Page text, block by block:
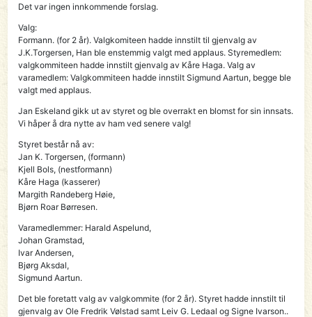
Det var ingen innkommende forslag.
Valg:
Formann. (for 2 år). Valgkomiteen hadde innstilt til gjenvalg av
J.K.Torgersen, Han ble enstemmig valgt med applaus. Styremedlem:
valgkommiteen hadde innstilt gjenvalg av Kåre Haga. Valg av
varamedlem: Valgkommiteen hadde innstilt Sigmund Aartun, begge ble
valgt med applaus.
Jan Eskeland gikk ut av styret og ble overrakt en blomst for sin innsats.
Vi håper å dra nytte av ham ved senere valg!
Styret består nå av:
Jan K. Torgersen, (formann)
Kjell Bols, (nestformann)
Kåre Haga (kasserer)
Margith Randeberg Høie,
Bjørn Roar Børresen.
Varamedlemmer: Harald Aspelund,
Johan Gramstad,
Ivar Andersen,
Bjørg Aksdal,
Sigmund Aartun.
Det ble foretatt valg av valgkommite (for 2 år). Styret hadde innstilt til
gjenvalg av Ole Fredrik Vølstad samt Leiv G. Ledaal og Signe Ivarson..